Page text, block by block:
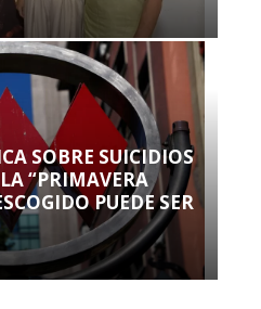
SOBRE SUICIDIOS
“PRIMAVERA
PUEDE SER